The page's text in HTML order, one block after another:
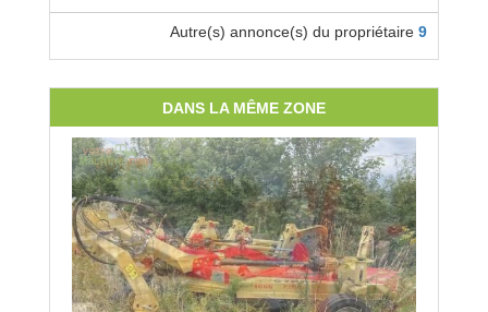
Autre(s) annonce(s) du propriétaire 9
DANS LA MÊME ZONE